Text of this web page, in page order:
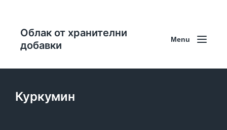
Облак от хранителни
добавки
Menu
Куркумин